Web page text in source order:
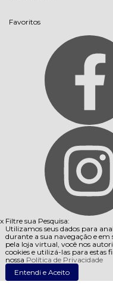
Favoritos
x Filtre sua Pesquisa:
Utilizamos seus dados para
durante a sua navegação e em
pela loja virtual, você nos
cookies e utilizá-las para estas
nossa Política de Privacidade
Entendi e Aceito